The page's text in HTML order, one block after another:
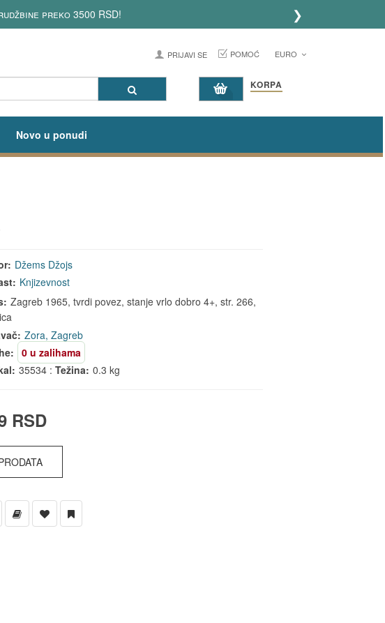
preko 3500 RSD! ❯
PRIJAVI SE POMOĆ EURO
KORPA
Novo u ponudi
Džems Džojs
Knjizevnost
Zagreb 1965, tvrdi povez, stanje vrlo dobro 4+, str. 266,
Zora, Zagreb
0 u zalihama
35534 :Težina: 0.3 kg
RSD